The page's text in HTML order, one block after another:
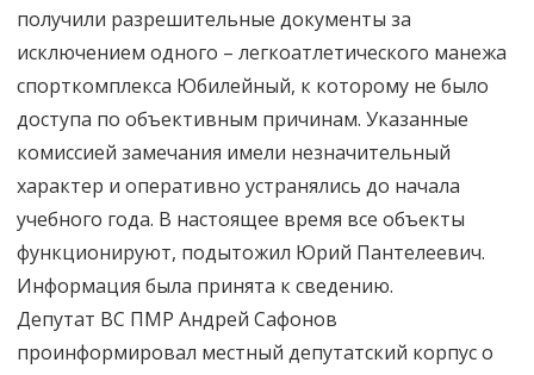
получили разрешительные документы за
исключением одного – легкоатлетического манежа
спорткомплекса Юбилейный, к которому не было
доступа по объективным причинам. Указанные
комиссией замечания имели незначительный
характер и оперативно устранялись до начала
учебного года. В настоящее время все объекты
функционируют, подытожил Юрий Пантелеевич.
Информация была принята к сведению.
Депутат ВС ПМР Андрей Сафонов
проинформировал местный депутатский корпус о